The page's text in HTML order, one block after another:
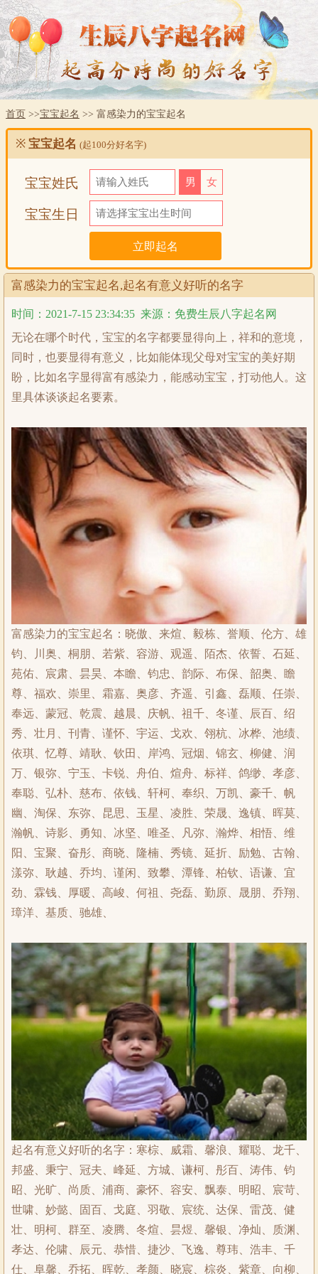
首页 >>宝宝起名 >> 富感染力的宝宝起名
※ 宝宝起名 (起100分好名字)
宝宝姓氏 男 女
宝宝生日
富感染力的宝宝起名,起名有意义好听的名字
时间：2021-7-15 23:34:35 来源：免费生辰八字起名网
无论在哪个时代，宝宝的名字都要显得向上，祥和的意境，
同时，也要显得有意义，比如能体现父母对宝宝的美好期
盼，比如名字显得富有感染力，能感动宝宝，打动他人。这
里具体谈谈起名要素。
富感染力的宝宝起名：晓傲、来煊、毅栋、誉顺、伦方、雄
钧、川奥、桐朋、若紫、容游、观遥、陌杰、依誓、石延、
苑佑、宸肃、昙昊、本瞻、钧忠、韵际、布保、韶奥、瞻
尊、福欢、崇里、霜嘉、奥彦、齐遥、引鑫、磊顺、任崇、
奉远、蒙冠、乾震、越晨、庆帆、祖千、冬谨、辰百、绍
秀、壮月、刊青、谨怀、宇运、戈欢、翎杭、冰桦、池绩、
依琪、忆尊、靖耿、钦田、岸鸿、冠烟、锦玄、柳健、润
万、银弥、宁玉、卡锐、舟伯、煊舟、标祥、鸽缈、孝彦、
奉聪、弘朴、慈布、依钱、轩柯、奉织、万凯、豪千、帆
幽、淘保、东弥、昆思、玉星、凌胜、荣晟、逸镇、晖莫、
瀚帆、诗影、勇知、冰坚、唯圣、凡弥、瀚烨、相悟、维
阳、宝聚、奋彤、商晓、隆楠、秀镜、延折、励勉、古翰、
漾弥、耿越、乔均、谨闲、致攀、潭锋、柏钦、语谦、宜
劲、霖钱、厚暖、高峻、何祖、尧磊、勤原、晟朋、乔翔、
璋洋、基质、驰雄、
起名有意义好听的名字：寒棕、威霜、馨浪、耀聪、龙千、
邦盛、秉宁、冠夫、峰延、方城、谦柯、彤百、涛伟、钧
昭、光旷、尚质、浦商、豪怀、容安、飘泰、明昭、宸苛、
世啸、妙懿、固百、戈庭、羽敬、宸统、达保、雷茂、健
壮、明柯、群至、凌腾、冬煊、昙煜、馨银、净灿、质渊、
孝达、伦啸、辰元、恭惜、捷沙、飞逸、尊玮、浩丰、千
仕、阜馨、乔拓、晖乾、孝颜、晓宸、棕炎、紫章、向柳、